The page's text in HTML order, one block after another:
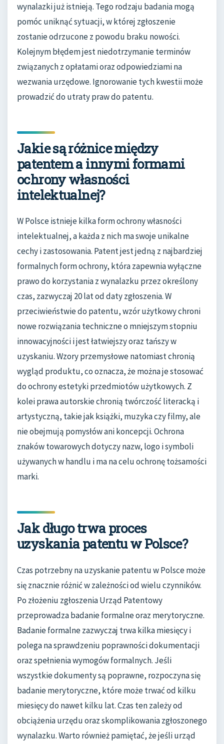
wynalazki już istnieją. Tego rodzaju badania mogą
pomóc uniknąć sytuacji, w której zgłoszenie
zostanie odrzucone z powodu braku nowości.
Kolejnym błędem jest niedotrzymanie terminów
związanych z opłatami oraz odpowiedziami na
wezwania urzędowe. Ignorowanie tych kwestii może
prowadzić do utraty praw do patentu.
Jakie są różnice między
patentem a innymi formami
ochrony własności
intelektualnej?
W Polsce istnieje kilka form ochrony własności
intelektualnej, a każda z nich ma swoje unikalne
cechy i zastosowania. Patent jest jedną z najbardziej
formalnych form ochrony, która zapewnia wyłączne
prawo do korzystania z wynalazku przez określony
czas, zazwyczaj 20 lat od daty zgłoszenia. W
przeciwieństwie do patentu, wzór użytkowy chroni
nowe rozwiązania techniczne o mniejszym stopniu
innowacyjności i jest łatwiejszy oraz tańszy w
uzyskaniu. Wzory przemysłowe natomiast chronią
wygląd produktu, co oznacza, że można je stosować
do ochrony estetyki przedmiotów użytkowych. Z
kolei prawa autorskie chronią twórczość literacką i
artystyczną, takie jak książki, muzyka czy filmy, ale
nie obejmują pomysłów ani koncepcji. Ochrona
znaków towarowych dotyczy nazw, logo i symboli
używanych w handlu i ma na celu ochronę tożsamości
marki.
Jak długo trwa proces
uzyskania patentu w Polsce?
Czas potrzebny na uzyskanie patentu w Polsce może
się znacznie różnić w zależności od wielu czynników.
Po złożeniu zgłoszenia Urząd Patentowy
przeprowadza badanie formalne oraz merytoryczne.
Badanie formalne zazwyczaj trwa kilka miesięcy i
polega na sprawdzeniu poprawności dokumentacji
oraz spełnienia wymogów formalnych. Jeśli
wszystkie dokumenty są poprawne, rozpoczyna się
badanie merytoryczne, które może trwać od kilku
miesięcy do nawet kilku lat. Czas ten zależy od
obciążenia urzędu oraz skomplikowania zgłoszonego
wynalazku. Warto również pamiętać, że jeśli urząd